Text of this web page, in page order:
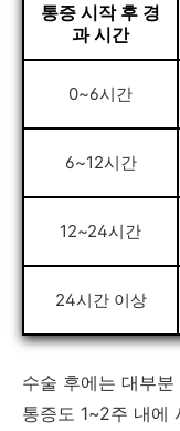
통증 시작 후 경
과 시간
0~6시간
6~12시간
12~24시간
24시간 이상
수술 후에는 대부
통증도 1~2주 내에